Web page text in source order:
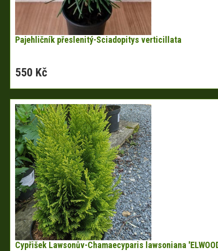
Pajehličník přeslenitý-Sciadopitys verticillata
550 Kč
Cypřišek Lawsonův-Chamaecyparis lawsoniana